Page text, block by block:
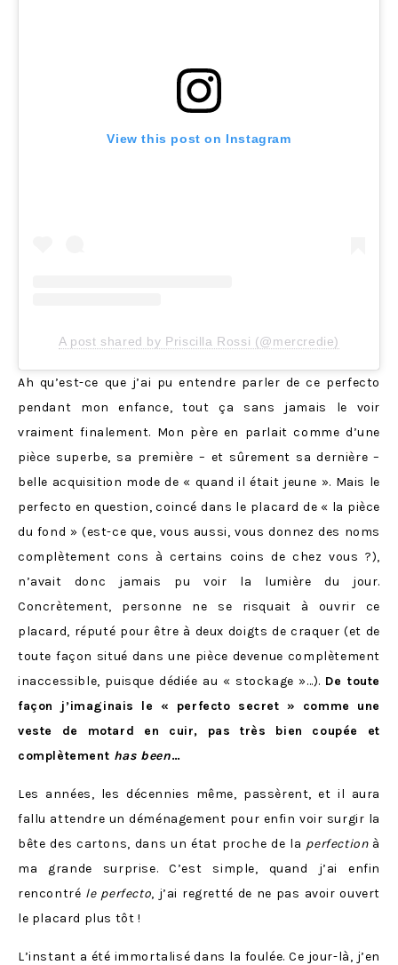
View this post on Instagram
A post shared by Priscilla Rossi (@mercredie)
Ah qu’est-ce que j’ai pu entendre parler de ce perfecto
pendant mon enfance, tout ça sans jamais le voir
vraiment finalement. Mon père en parlait comme d’une
pièce superbe, sa première – et sûrement sa dernière –
belle acquisition mode de « quand il était jeune ». Mais le
perfecto en question, coincé dans le placard de « la pièce
du fond » (est-ce que, vous aussi, vous donnez des noms
complètement cons à certains coins de chez vous ?),
n’avait donc jamais pu voir la lumière du jour.
Concrètement, personne ne se risquait à ouvrir ce
placard, réputé pour être à deux doigts de craquer (et de
toute façon situé dans une pièce devenue complètement
inaccessible, puisque dédiée au « stockage »…). De toute
façon j’imaginais le « perfecto secret » comme une
veste de motard en cuir, pas très bien coupée et
complètement has been…
Les années, les décennies même, passèrent, et il aura
fallu attendre un déménagement pour enfin voir surgir la
bête des cartons, dans un état proche de la perfectionà
ma grande surprise. C’est simple, quand j’ai enfin
rencontré le perfecto, j’ai regretté de ne pas avoir ouvert
le placard plus tôt !
L’instant a été immortalisé dans la foulée. Ce jour-là, j’en